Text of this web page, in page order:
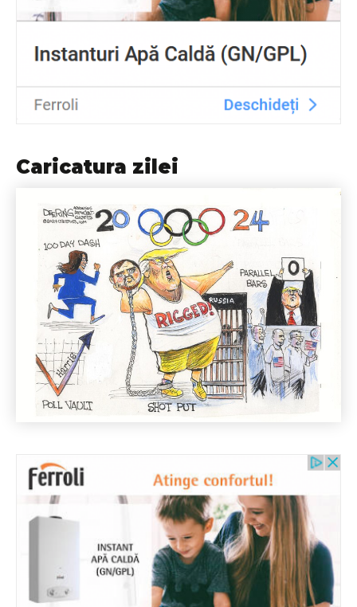
Caricatura zilei